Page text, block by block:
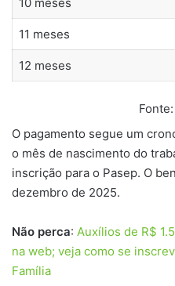
11 meses
12 meses
O pagamento segue um
o mês de nascimento do
inscrição para o Pasep. O
dezembro de 2025.
Não perca: Auxílios de R$
na web; veja como se
Família